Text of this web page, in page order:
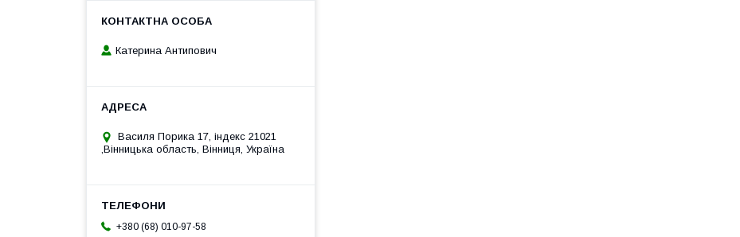
Катерина Антипович
Василя Порика 17, індекс 21021
,Вінницька область, Вінниця, Україна
+380 (68) 010-97-58